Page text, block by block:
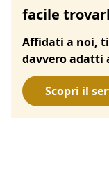
facile
Affidati a noi,
davvero adatti
Scopri il